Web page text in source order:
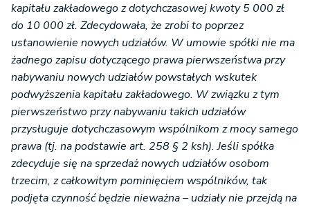
kapitału zakładowego z dotychczasowej kwoty 5 000 zł
do 10 000 zł. Zdecydowała, że zrobi to poprzez
ustanowienie nowych udziałów. W umowie spółki nie ma
żadnego zapisu dotyczącego prawa pierwszeństwa przy
nabywaniu nowych udziałów powstałych wskutek
podwyższenia kapitału zakładowego. W związku z tym
pierwszeństwo przy nabywaniu takich udziałów
przysługuje dotychczasowym wspólnikom z mocy samego
prawa (tj. na podstawie art. 258 § 2 ksh). Jeśli spółka
zdecyduje się na sprzedaż nowych udziałów osobom
trzecim, z całkowitym pominięciem wspólników, tak
podjęta czynność będzie nieważna – udziały nie przejdą na